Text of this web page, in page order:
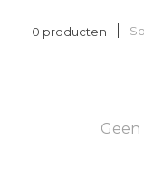
0 producten